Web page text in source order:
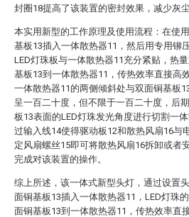
封圈18提高了该装置的密封效果，减少灰尘
本实用新型的工作原理及使用流程：在使
基板13插入一体散热器11，然后用专用铆
LED灯珠板与一体散热器11充分紧贴，热
基板13到一体散热器11，传热效率直接高
一体散热器11的两侧倾斜处与双面铜基板
呈一百二十度，但不限于一百二十度，后
板13表面的LED灯珠发光角度进行切割一
过输入线14使得驱动板12和散热风扇16与
定风扇螺丝15即可将散热风扇16拆卸或者
完成对该装置的操作。
综上所述，该一体式新型头灯，通过设置
面铜基板13插入一体散热器11，LED灯珠
面铜基板13到一体散热器11，传热效率直